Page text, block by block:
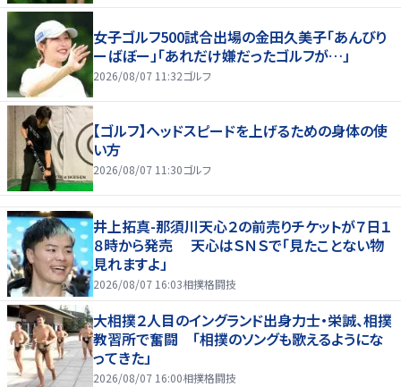
女子ゴルフ500試合出場の金田久美子「あんびり
ーばぼー」「あれだけ嫌だったゴルフが…」
2026/08/07 11:32ゴルフ
【ゴルフ】ヘッドスピードを上げるための身体の使
い方
2026/08/07 11:30ゴルフ
井上拓真-那須川天心２の前売りチケットが７日１
８時から発売 天心はＳＮＳで「見たことない物
見れますよ」
2026/08/07 16:03相撲格闘技
大相撲２人目のイングランド出身力士・栄誠、相撲
教習所で奮闘 「相撲のソングも歌えるようにな
ってきた」
2026/08/07 16:00相撲格闘技